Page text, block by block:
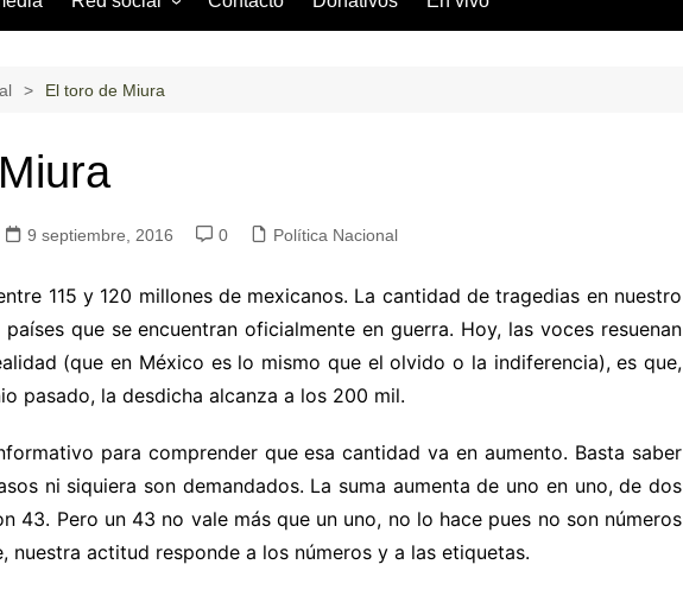
¿Cómo usarla?
Código de conducta
El toro de Miura
9 septiembre, 2016 0 Política Nacional
115 y 120 millones de mexicanos. La cantidad de tragedias en nuestro
que se encuentran oficialmente en guerra. Hoy, las voces resuenan
(que en México es lo mismo que el olvido o la indiferencia), es que,
pasado, la desdicha alcanza a los 200 mil.
para comprender que esa cantidad va en aumento. Basta saber
ni siquiera son demandados. La suma aumenta de uno en uno, de dos
43. Pero un 43 no vale más que un uno, no lo hace pues no son números
nuestra actitud responde a los números y a las etiquetas.